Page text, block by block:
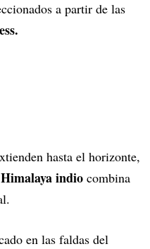
a partir de las
hasta el horizonte,
Himalaya indio combina
en las faldas del